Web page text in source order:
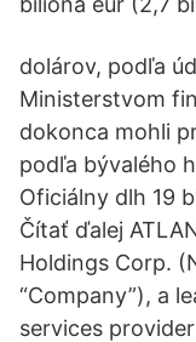
dolárov, podľa
Ministerstvom
dokonca mohli
podľa bývalého
Oficiálny dlh 19
Čítať ďalej
Holdings Corp.
“Company”), a
services